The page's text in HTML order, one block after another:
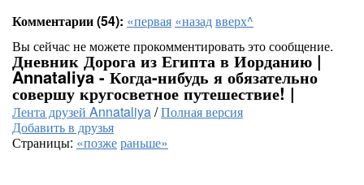
Комментарии (54): «первая «назадвверх^
Вы сейчас не можете прокомментировать это сообщение.
Дневник Дорога из Египта в Иорданию |
Annataliya - Когда-нибудь я обязательно
совершу кругосветное путешествие! |
Лента друзей Annataliya/Полная версия
Добавить в друзья
Страницы: «позжераньше»